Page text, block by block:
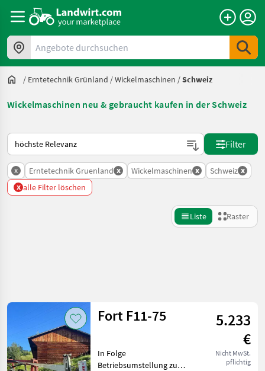
Angebote durchsuchen
/ Erntetechnik Grünland /Wickelmaschinen /Schweiz
Wickelmaschinen neu & gebraucht kaufen in der Schweiz
So wird auf Landwirt.com sortiert
Filter
x Erntetechnik Gruenland x Wickelmaschinen x Schweiz x
x alle Filter löschen
Liste Raster
Kategorie 3 Land Filter
AKTUELLER
PFADZurücksetzen
5
Ergebnisse
Fort F11-75
5.233
€
Nicht MwSt.
pflichtig
In Folge
Betriebsumstellung zu